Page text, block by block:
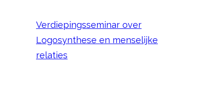
Verdiepingsseminar over
Logosynthese en menselijke
relaties